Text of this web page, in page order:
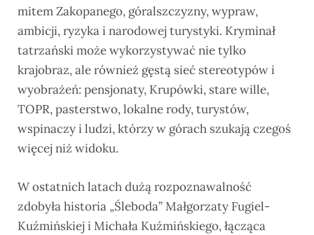
mitem Zakopanego, góralszczyzny, wypraw,
ambicji, ryzyka i narodowej turystyki. Kryminał
tatrzański może wykorzystywać nie tylko
krajobraz, ale również gęstą sieć stereotypów i
wyobrażeń: pensjonaty, Krupówki, stare wille,
TOPR, pasterstwo, lokalne rody, turystów,
wspinaczy i ludzi, którzy w górach szukają czegoś
więcej niż widoku.
W ostatnich latach dużą rozpoznawalność
zdobyła historia „Śleboda” Małgorzaty Fugiel-
Kuźmińskiej i Michała Kuźmińskiego, łącząca